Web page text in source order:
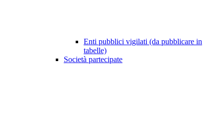
Enti pubblici vigilati (da pubblicare in
tabelle)
Società partecipate